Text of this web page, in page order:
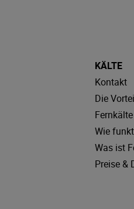
KÄLTE
Kontakt
Die
Wie
Was ist
Preise &